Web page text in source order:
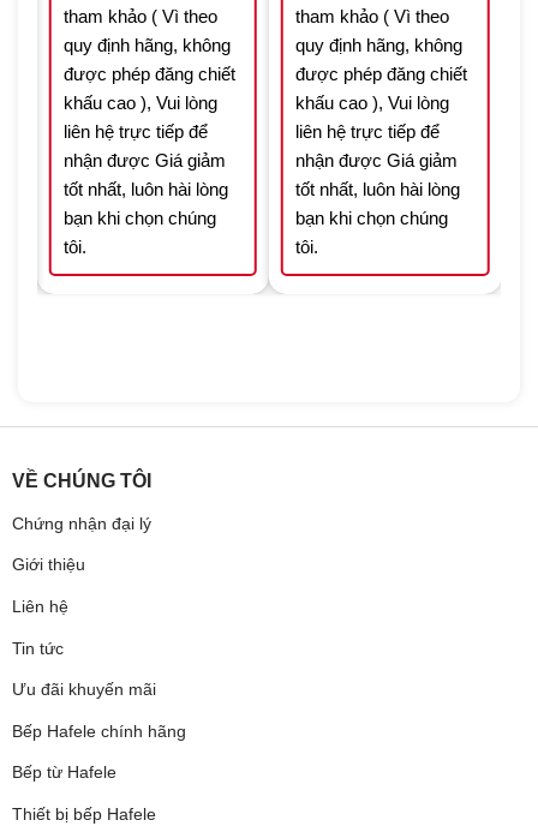
tham khảo ( Vì theo
quy định hãng, không
được phép đăng chiết
khấu cao ), Vui lòng
liên hệ trực tiếp để
nhận được Giá giảm
tốt nhất, luôn hài lòng
bạn khi chọn chúng
tôi.
tham khảo ( Vì theo
quy định hãng, không
được phép đăng chiết
khấu cao ), Vui lòng
liên hệ trực tiếp để
nhận được Giá giảm
tốt nhất, luôn hài lòng
bạn khi chọn chúng
tôi.
VỀ CHÚNG TÔI
Chứng nhận đại lý
Giới thiệu
Liên hệ
Tin tức
Ưu đãi khuyến mãi
Bếp Hafele chính hãng
Bếp từ Hafele
Thiết bị bếp Hafele